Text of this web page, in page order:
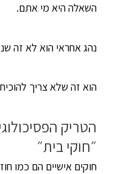
השאלה היא מי אתם.
נהג אחראי הוא לא זה
הוא זה שלא צריך
הטריק
״חוקי בית״
חוקים אישיים הם כמו